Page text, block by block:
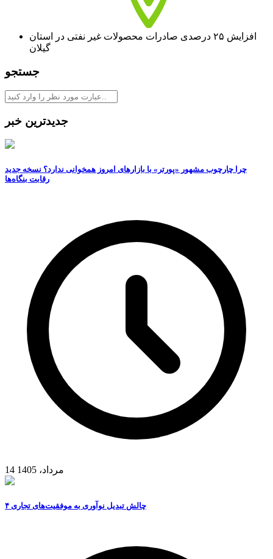
افزایش ۲۵ درصدی صادرات محصولات غیر نفتی در استان
گیلان
جستجو
جدیدترین خبر
چرا چارچوب مشهور «پورتر» با بازارهای امروز همخوانی ندارد؟ نسخه جدید
رقابت‌ بنگاه‌ها
14 مرداد، 1405
۴ چالش تبدیل نوآوری به موفقیت‌های تجاری